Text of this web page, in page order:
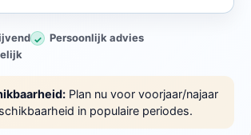
✓ Persoonlijk advies
Plan nu voor voorjaar/najaar
in populaire periodes.